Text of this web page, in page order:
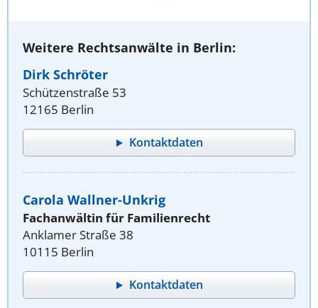
Weitere Rechtsanwälte in Berlin:
Dirk Schröter
Schützenstraße 53
12165 Berlin
Kontaktdaten
Carola Wallner-Unkrig
Fachanwältin für Familienrecht
Anklamer Straße 38
10115 Berlin
Kontaktdaten